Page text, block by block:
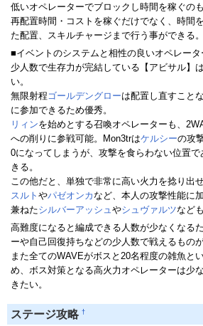
低いオペレーターでブロックし時間を稼ぐの
再配置時間・コストを稼ぐだけでなく、時間
た配置、スキルチャージまで行う事ができる。
■イベントのシステムと相性の良いオペレータ
少人数で生存力が完結している【アビサル】
い。
無限射程 ゴールデングローは配置し直すこと
に参加できるため優秀。
リィンを始めとする召喚オペレーターも、
への削りに参戦可能。Mon3trはケルシーの攻
0になってしまうが、攻撃を食らわない位置
きる。
この他だと、単独で非常に高い火力を捻り出
スルト やパゼオンカなど、本人の攻撃性能に
兼ねたシルバーアッシュ やシュヴァルツなど
高難度になると編成できる人数が少なくなる
ーや自己回復持ちなどの少人数で戦えるもの
また全てのWAVEがボスと20名程度の雑魚と
め、ボス対策となる高火力オペレーターは少
きたい。
ステージ攻略 †